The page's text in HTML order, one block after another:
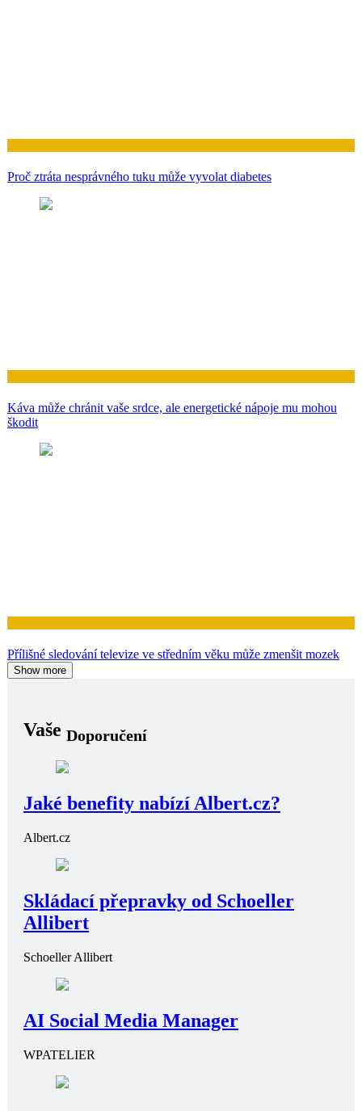
Proč ztráta nesprávného tuku může vyvolat diabetes
Káva může chránit vaše srdce, ale energetické nápoje mu mohou
škodit
Přílišné sledování televize ve středním věku může zmenšit mozek
Show more
Vaše Doporučení
Jaké benefity nabízí Albert.cz?
Albert.cz
Skládací přepravky od Schoeller
Allibert
Schoeller Allibert
AI Social Media Manager
WPATELIER